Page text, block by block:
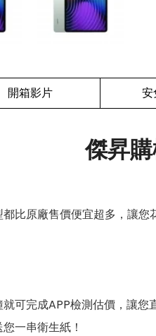
開箱影片 安
傑昇
比原廠售價便宜超多，讓您
可完成APP檢測估價，讓
一串衛生紙！